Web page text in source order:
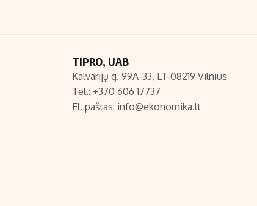
TIPRO, UAB
Kalvarijų g. 99A-33, LT-08219 Vilnius
Tel.: +370 606 17737
El. paštas: info@ekonomika.lt